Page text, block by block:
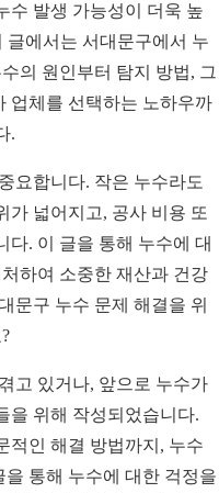
수 발생 가능성이 더욱 높
글에서는 서대문구에서 누
의 원인부터 탐지 방법, 그
업체를 선택하는 노하우까
.
요합니다. 작은 누수라도
가 넓어지고, 공사 비용 또
다. 이 글을 통해 누수에 대
하여 소중한 재산과 건강
문구 누수 문제 해결을 위
고 있거나, 앞으로 누수가
을 위해 작성되었습니다.
적인 해결 방법까지, 누수
통해 누수에 대한 걱정을